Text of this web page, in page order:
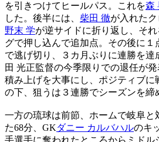
を引きつけてヒールパス。これを森
した。後半には、 柴田 徹が入れた
野末 学が逆サイドに折り返し、それ
グで押し込んで追加点。その後に１
で逃げ切り、３カ月ぶりに連勝を達
田 光正監督の今季限りでの退任が
積み上げを大事にし、ポジティブに
の下、狙うは３連勝でシーズンを締
一方の琉球は前節、ホームで岐阜と
た68分、GKダニー カルバハルのキ